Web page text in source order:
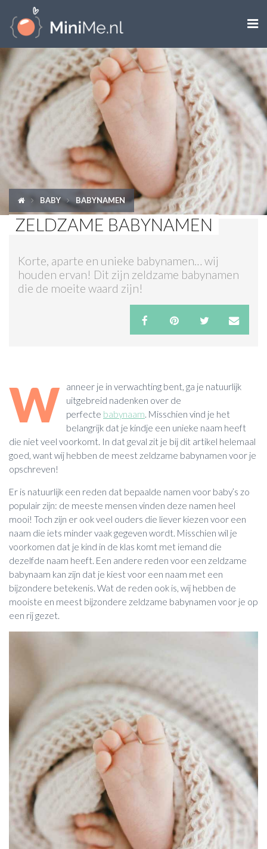

ZWANGER WORDEN
ZWANGER
BABY
PEUTER
SHOPS
BABY BABYNAMEN
ZELDZAME BABYNAMEN
Korte, aparte en unieke babynamen… wij
houden ervan! Dit zijn zeldzame babynamen
die de moeite waard zijn!
W
anneer je in verwachting bent, ga je natuurlijk
uitgebreid nadenken over de
perfecte babynaam . Misschien vind je het
belangrijk dat je kindje een unieke naam heeft
die niet veel voorkomt. In dat geval zit je bij dit artikel helemaal
goed, want wij hebben de meest zeldzame babynamen voor je
opschreven!
Er is natuurlijk een reden dat bepaalde namen voor baby’s zo
populair zijn: de meeste mensen vinden deze namen heel
mooi! Toch zijn er ook veel ouders die liever kiezen voor een
naam die iets minder vaak gegeven wordt. Misschien wil je
voorkomen dat je kind in de klas komt met iemand die
dezelfde naam heeft. Een andere reden voor een zeldzame
babynaam kan zijn dat je kiest voor een naam met een
bijzondere betekenis. Wat de reden ook is, wij hebben de
mooiste en meest bijzondere zeldzame babynamen voor je op
een rij gezet.